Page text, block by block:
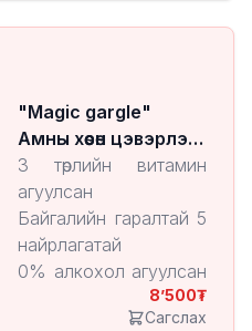
байх ёстой
бүтээгдэхүүн 🦷
3 секундэд
хэрэглэхэд
төгс. Зажлаад л болоо
🦷
"Magic gargle"
Амны хөөсөн цэвэрлэгч
Peach
3 төрлийн витамин
агуулсан
Байгалийн гаралтай 5
найрлагатай
0% алкохол агуулсан
/ амны хөндийн
хуурайшилтаас
8’500
Сагслах